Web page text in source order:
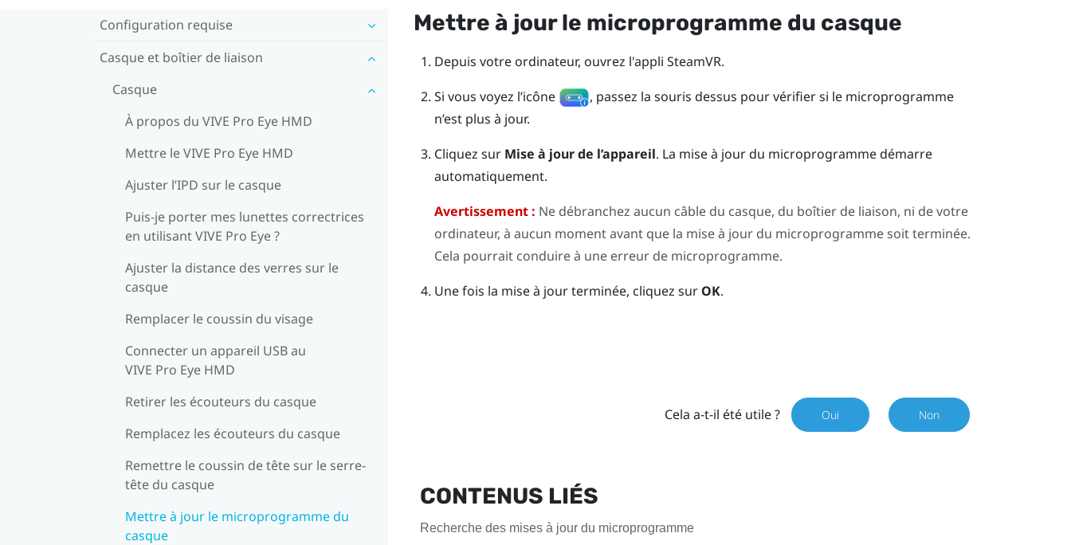
Configuration requise
Casque et boîtier de liaison
Casque
À propos du VIVE Pro Eye HMD
Mettre le VIVE Pro Eye HMD
Ajuster l’IPD sur le casque
Puis-je porter mes lunettes correctrices
en utilisant VIVE Pro Eye ?
Ajuster la distance des verres sur le
casque
Remplacer le coussin du visage
Connecter un appareil USB au
VIVE Pro Eye HMD
Retirer les écouteurs du casque
Remplacez les écouteurs du casque
Remettre le coussin de tête sur le serre-
tête du casque
Mettre à jour le microprogramme du
casque
Mettre à jour le microprogramme du casque
Depuis votre ordinateur, ouvrez l'appli SteamVR.
Si vous voyez l’icône
, passez la souris dessus pour vérifier si le microprogramme
n’est plus à jour.
Cliquez sur Mise à jour de l’appareil. La mise à jour du microprogramme démarre
automatiquement.
Avertissement : Ne débranchez aucun câble du casque, du boîtier de liaison, ni de votre
ordinateur, à aucun moment avant que la mise à jour du microprogramme soit terminée.
Cela pourrait conduire à une erreur de microprogramme.
Une fois la mise à jour terminée, cliquez sur OK.
Cela a-t-il été utile ? Oui Non
CONTENUS LIÉS
Recherche des mises à jour du microprogramme